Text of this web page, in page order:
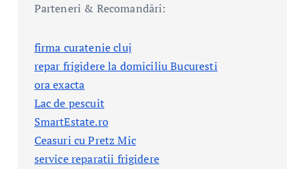
Parteneri & Recomandări:
firma curatenie cluj
repar frigidere la domiciliu Bucuresti
ora exacta
Lac de pescuit
SmartEstate.ro
Ceasuri cu Pretz Mic
service reparatii frigidere